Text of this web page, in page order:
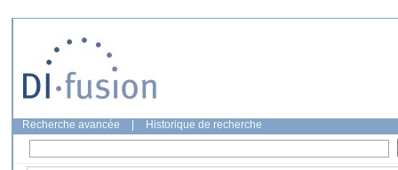
Recherche avancée Historique de recherche